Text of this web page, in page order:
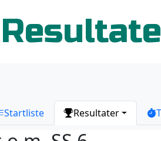
Startliste Resultater